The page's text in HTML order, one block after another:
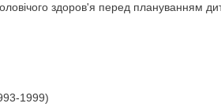
здоров'я перед плануванням
1999)